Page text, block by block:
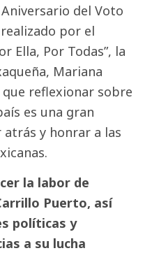
del Voto
por el
Ella, Por Todas”, la
Mariana
reflexionar sobre
es una gran
y honrar a las
la labor de
Puerto, así
políticas y
a su lucha